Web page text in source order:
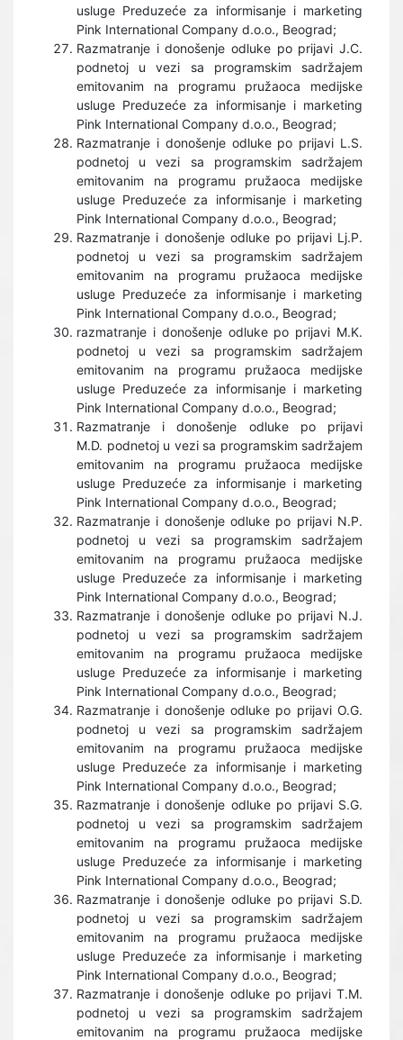
usluge Preduzeće za informisanje i marketing
Pink International Company d.o.o., Beograd;
Razmatranje i donošenje odluke po prijavi J.C.
podnetoj u vezi sa programskim sadržajem
emitovanim na programu pružaoca medijske
usluge Preduzeće za informisanje i marketing
Pink International Company d.o.o., Beograd;
Razmatranje i donošenje odluke po prijavi L.S.
podnetoj u vezi sa programskim sadržajem
emitovanim na programu pružaoca medijske
usluge Preduzeće za informisanje i marketing
Pink International Company d.o.o., Beograd;
Razmatranje i donošenje odluke po prijavi Lj.P.
podnetoj u vezi sa programskim sadržajem
emitovanim na programu pružaoca medijske
usluge Preduzeće za informisanje i marketing
Pink International Company d.o.o., Beograd;
razmatranje i donošenje odluke po prijavi M.K.
podnetoj u vezi sa programskim sadržajem
emitovanim na programu pružaoca medijske
usluge Preduzeće za informisanje i marketing
Pink International Company d.o.o., Beograd;
Razmatranje i donošenje odluke po prijavi
M.D. podnetoj u vezi sa programskim sadržajem
emitovanim na programu pružaoca medijske
usluge Preduzeće za informisanje i marketing
Pink International Company d.o.o., Beograd;
Razmatranje i donošenje odluke po prijavi N.P.
podnetoj u vezi sa programskim sadržajem
emitovanim na programu pružaoca medijske
usluge Preduzeće za informisanje i marketing
Pink International Company d.o.o., Beograd;
Razmatranje i donošenje odluke po prijavi N.J.
podnetoj u vezi sa programskim sadržajem
emitovanim na programu pružaoca medijske
usluge Preduzeće za informisanje i marketing
Pink International Company d.o.o., Beograd;
Razmatranje i donošenje odluke po prijavi O.G.
podnetoj u vezi sa programskim sadržajem
emitovanim na programu pružaoca medijske
usluge Preduzeće za informisanje i marketing
Pink International Company d.o.o., Beograd;
Razmatranje i donošenje odluke po prijavi S.G.
podnetoj u vezi sa programskim sadržajem
emitovanim na programu pružaoca medijske
usluge Preduzeće za informisanje i marketing
Pink International Company d.o.o., Beograd;
Razmatranje i donošenje odluke po prijavi S.D.
podnetoj u vezi sa programskim sadržajem
emitovanim na programu pružaoca medijske
usluge Preduzeće za informisanje i marketing
Pink International Company d.o.o., Beograd;
Razmatranje i donošenje odluke po prijavi T.M.
podnetoj u vezi sa programskim sadržajem
emitovanim na programu pružaoca medijske